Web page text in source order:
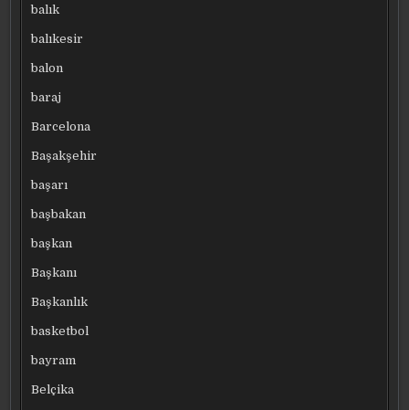
balık
balıkesir
balon
baraj
Barcelona
Başakşehir
başarı
başbakan
başkan
Başkanı
Başkanlık
basketbol
bayram
Belçika